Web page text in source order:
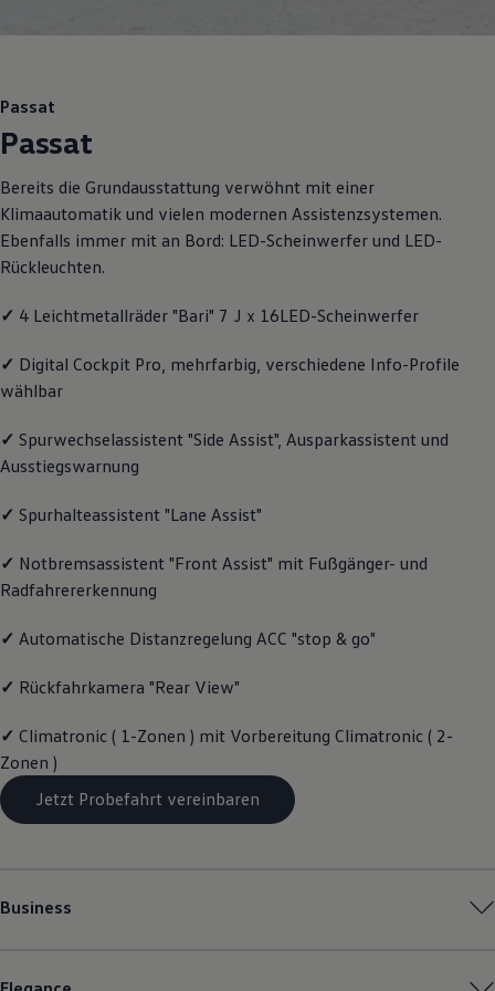
Räder und Reifen
Entertainment und Elektronik
Individualisieren
Wallbox und Ladekabel
Handy und Fahrzeug verbinden
Über Ihr Auto
Vorgängermodelle
Warn- und Kontrollleuchten
Digitale Betriebsanleitung
Magazin
Transport
Familie
Elektromobilität
Pannen- und Unfallhilfe
Volkswagen Kundenbetreuung
Passat
Passat
Bereits die Grundausstattung verwöhnt mit einer
Klimaautomatik und vielen modernen Assistenzsystemen.
Ebenfalls immer mit an Bord: LED-Scheinwerfer und LED-
Rückleuchten.
✓ 4 Leichtmetallräder "Bari" 7 J x 16LED-Scheinwerfer
✓ Digital Cockpit Pro, mehrfarbig, verschiedene Info-Profile
wählbar
✓ Spurwechselassistent "Side Assist", Ausparkassistent und
Ausstiegswarnung
✓ Spurhalteassistent "Lane Assist"
✓ Notbremsassistent "Front Assist" mit Fußgänger- und
Radfahrererkennung
✓ Automatische Distanzregelung ACC "stop & go"
✓ Rückfahrkamera "Rear View"
✓ Climatronic ( 1-Zonen ) mit Vorbereitung Climatronic ( 2-
Zonen )
Jetzt Probefahrt vereinbaren
Business